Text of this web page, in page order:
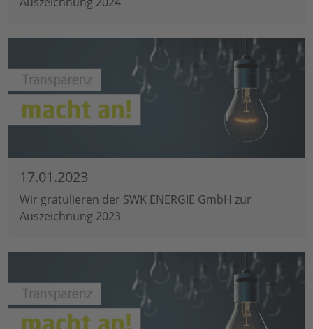
17.01.2023
Wir gratulieren der SWK ENERGIE GmbH zur
Auszeichnung 2023